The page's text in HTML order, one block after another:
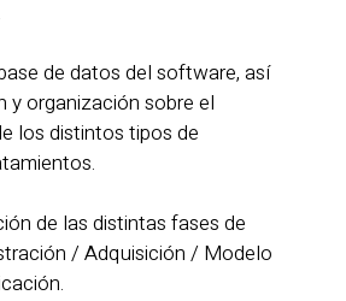
de datos del software, así
y organización sobre el
los distintos tipos de
de las distintas fases de
/ Adquisición / Modelo